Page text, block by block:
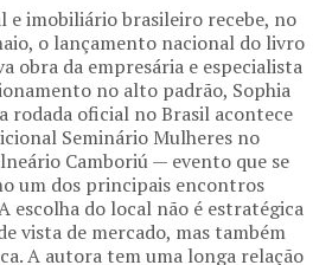
e imobiliário brasileiro recebe, no
o lançamento nacional do livro
obra da empresária e especialista
no alto padrão, Sophia
rodada oficial no Brasil acontece
Seminário Mulheres no
Camboriú — evento que se
um dos principais encontros
escolha do local não é estratégica
vista de mercado, mas também
A autora tem uma longa relação